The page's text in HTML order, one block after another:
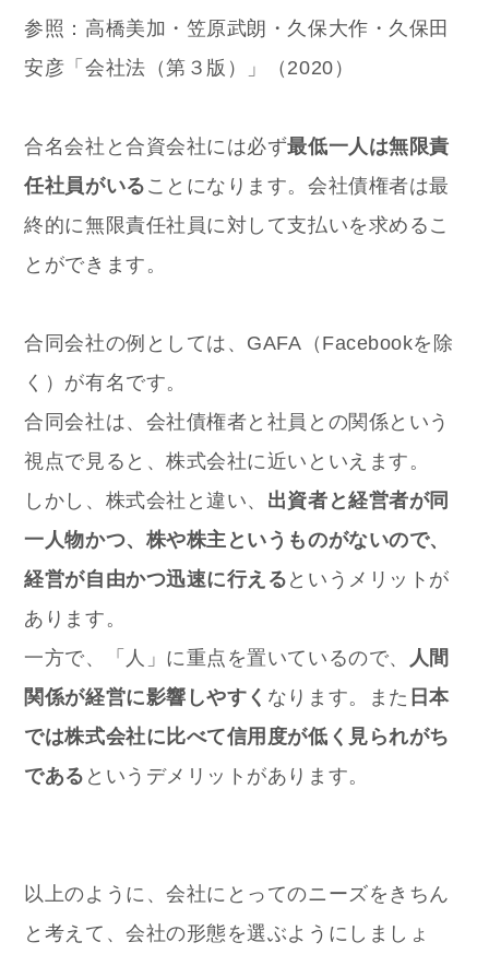
参照：高橋美加・笠原武朗・久保大作・久保田
安彦「会社法（第３版）」（2020）
合名会社と合資会社には必ず最低一人は無限責
任社員がいる ことになります。会社債権者は最
終的に無限責任社員に対して支払いを求めるこ
とができます。
合同会社の例としては、GAFA（Facebookを除
く）が有名です。
合同会社は、会社債権者と社員との関係という
視点で見ると、株式会社に近いといえます。
しかし、株式会社と違い、 出資者と経営者が同
一人物かつ、株や株主というものがないので、
経営が自由かつ迅速に行える というメリットが
あります。
一方で、「人」に重点を置いているので、
人間
関係が経営に影響しやすく なります。また 日本
では株式会社に比べて信用度が低く見られがち
である というデメリットがあります。
以上のように、会社にとってのニーズをきちん
と考えて、会社の形態を選ぶようにしましょ